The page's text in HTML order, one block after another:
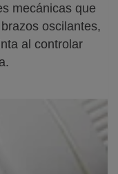
mecánicas que
oscilantes,
al controlar